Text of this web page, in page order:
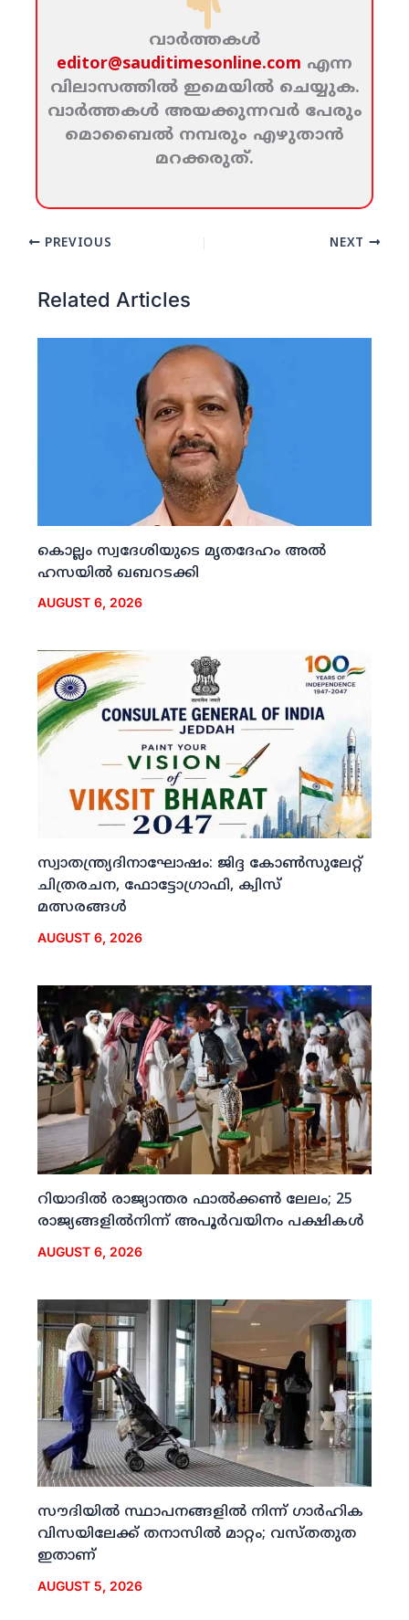
വാര്‍ത്തകള്‍
editor@sauditimesonline.com എന്ന
വിലാസത്തില്‍ ഇമെയില്‍ ചെയ്യുക.
വാര്‍ത്തകള്‍ അയക്കുന്നവര്‍ പേരും
മൊബൈല്‍ നമ്പരും എഴുതാന്‍
മറക്കരുത്‌.
PREVIOUS NEXT
Related Articles
കൊല്ലം സ്വദേശിയുടെ മൃതദേഹം അല്‍
ഹസയില്‍ ഖബറടക്കി
AUGUST 6, 2026
സ്വാതന്ത്ര്യദിനാഘോഷം: ജിദ്ദ കോണ്‍സുലേറ്റ്
ചിത്രരചന, ഫോട്ടോഗ്രാഫി, ക്വിസ്
മത്സരങ്ങള്‍
AUGUST 6, 2026
റിയാദില്‍ രാജ്യാന്തര ഫാല്‍ക്കണ്‍ ലേലം; 25
രാജ്യങ്ങളില്‍നിന്ന് അപൂര്‍വയിനം പക്ഷികള്‍
AUGUST 6, 2026
സൗദിയില്‍ സ്ഥാപനങ്ങളില്‍ നിന്ന് ഗാര്‍ഹിക
വിസയിലേക്ക് തനാസില്‍ മാറ്റം; വസ്തതുത
ഇതാണ്
AUGUST 5, 2026